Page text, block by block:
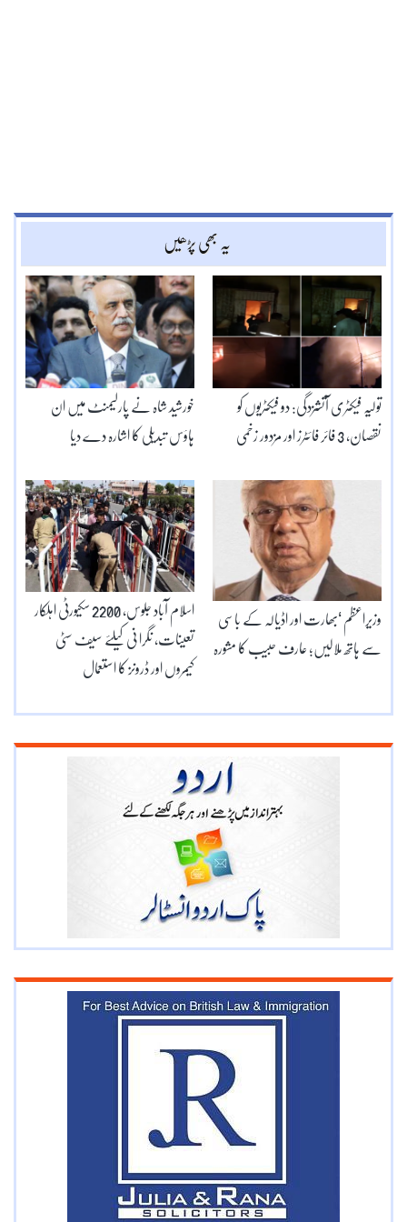
یہ بھی پڑھیں
خورشید شاہ نے پارلیمنٹ میں ان
ہاؤس تبدیلی کا اشارہ دے دیا
تولیہ فیکٹری آتشزدگی: دو فیکٹریوں کو
نقصان، 3 فائر فائٹرز اور مزدور زخمی
اسلام آباد جلوس، 2200 سکیورٹی اہلکار
تعینات، نگرا نی کیلئے سیف سٹی
کیمروں اور ڈرونز کا استعمال
وزیراعظم ‘بھارت اور اڈیالہ کے باسی
سے ہاتھ ملالیں؛ عارف حبیب کا مشورہ